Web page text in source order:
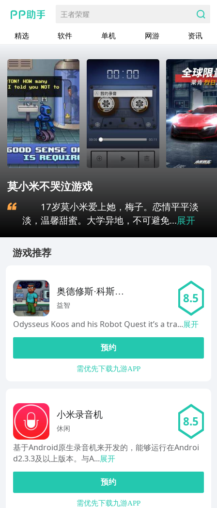
王者荣耀
精选 软件 单机 网游 资讯
莫小米不哭泣游戏
17岁莫小米爱上她，梅子。恋情平平淡
淡，温馨甜蜜。大学异地，不可避免...展开
游戏推荐
奥德修斯·科斯莫
斯
益智 8.5
Odysseus Koos and his Robot Quest it’s a tra...展开
预约
需优先下载九游APP
小米录音机
休闲 8.5
基于Android原生录音机来开发的，能够运行在Androi
d2.3.3及以上版本。与A...展开
预约
需优先下载九游APP